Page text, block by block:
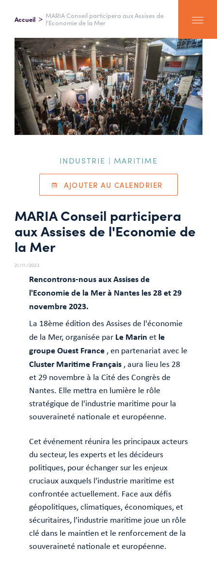
Accueil MARIA Conseil participera aux Assises de
l'Economie de la Mer
INDUSTRIE | MARITIME
AJOUTER AU CALENDRIER
MARIA Conseil participera
aux Assises de l'Economie de
la Mer
21/11/2023
Rencontrons-nous aux Assises de
l'Economie de la Mer à Nantes les 28 et 29
novembre 2023.
La 18ème édition des Assises de l'économie
de la Mer, organisée par Le Marin et le
groupe Ouest France , en partenariat avec le
Cluster Maritime Français , aura lieu les 28
et 29 novembre à la Cité des Congrès de
Nantes. Elle mettra en lumière le rôle
stratégique de l'industrie maritime pour la
souveraineté nationale et européenne.
Cet événement réunira les principaux acteurs
du secteur, les experts et les décideurs
politiques, pour échanger sur les enjeux
cruciaux auxquels l'industrie maritime est
confrontée actuellement. Face aux défis
géopolitiques, climatiques, économiques, et
sécuritaires, l'industrie maritime joue un rôle
clé dans le maintien et le renforcement de la
souveraineté nationale et européenne.